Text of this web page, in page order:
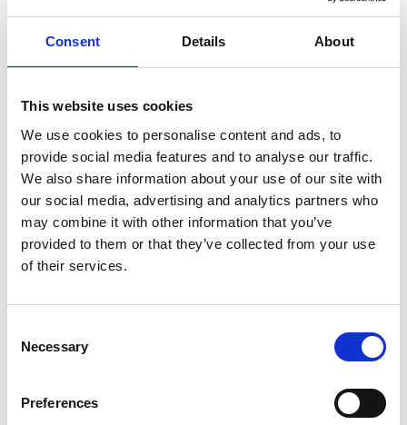
Consent Details About
This website uses cookies
We use cookies to personalise content and ads, to
provide social media features and to analyse our traffic.
We also share information about your use of our site with
our social media, advertising and analytics partners who
may combine it with other information that you’ve
provided to them or that they’ve collected from your use
of their services.
Selection
Necessary
Preferences
Leveringstid er 5-6 dag(e)
Model/varenr.: 6G5613550000
235,11 DKK
Læg i kurv
Vi oplever i øjeblikket store og hyppige prisændringer i markedet.
Derfor kan der i enkelte tilfælde være produkter, som ikke kan